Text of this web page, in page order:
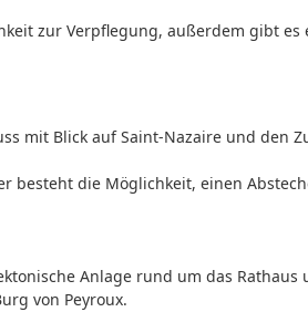
zur Verpflegung, außerdem gibt es
mit Blick auf Saint-Nazaire und den
besteht die Möglichkeit, einen
Anlage rund um das Rathaus
von Peyroux.